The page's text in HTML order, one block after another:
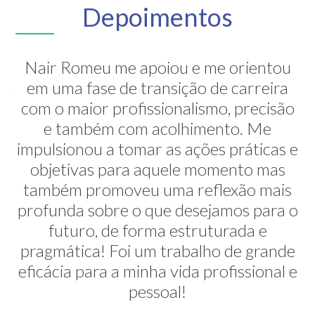
Depoimentos
Nair Romeu me apoiou e me orientou
em uma fase de transição de carreira
com o maior profissionalismo, precisão
e também com acolhimento. Me
impulsionou a tomar as ações práticas e
objetivas para aquele momento mas
também promoveu uma reflexão mais
profunda sobre o que desejamos para o
futuro, de forma estruturada e
pragmática! Foi um trabalho de grande
eficácia para a minha vida profissional e
pessoal!
A Nair é inesquecível! Através de sua
grande competência ela me mostrou
alternativas na minha transição de
carreira. E ela faz isso de uma maneira
muito sútil e elegante. Hoje exerço uma
profissão nunca pensada antes. Meus
agradecimentos!
Erica Rodrigues
Consultora em Qualidade, Meio Ambiente, Saúde e
Segurança do Trabalho